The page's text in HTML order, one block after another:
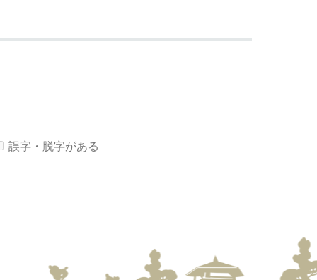
誤字・脱字がある